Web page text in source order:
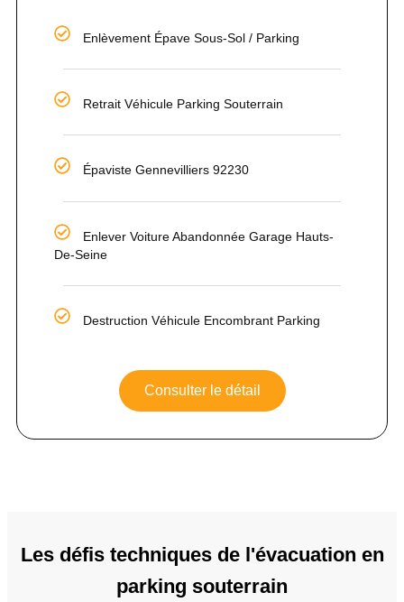
Enlèvement Épave Sous-Sol / Parking
Retrait Véhicule Parking Souterrain
Épaviste Gennevilliers 92230
Enlever Voiture Abandonnée Garage Hauts-
De-Seine
Destruction Véhicule Encombrant Parking
Consulter le détail
Les défis techniques de l'évacuation en
parking souterrain